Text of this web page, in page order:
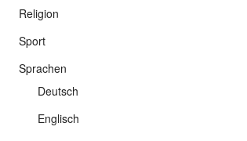
Religion
Sport
Sprachen
Deutsch
Englisch